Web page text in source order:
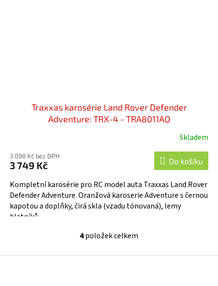
Traxxas karosérie Land Rover Defender
Adventure: TRX-4 - TRA8011AQ
produktu
je
4,7
z
5
hvězdiček.
Skladem
3 098 Kč bez DPH
3 749 Kč Do košíku
Kompletní karosérie pro RC model auta Traxxas Land Rover
Defender Adventure. Oranžová karoserie Adventure s černou
kapotou a doplňky, čirá skla (vzadu tónovaná), lemy
blatníků,...
O
l
4položek celkem